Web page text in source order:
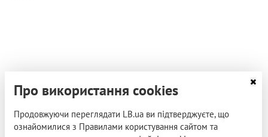
Про використання cookies
Продовжуючи переглядати LB.ua ви підтверджуєте, що
ознайомилися з Правилами користування сайтом та